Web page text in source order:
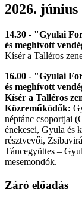
2026. június
14.30 - "Gyulai
és meghívott
Kísér a Talléros
16.00 - "Gyulai
és meghívott
Kísér a Talléros
Közreműködők:
néptánc csoportjai
énekesei, Gyula és
résztvevői,
Táncegyüttes –
mesemondók.
Záró előadás